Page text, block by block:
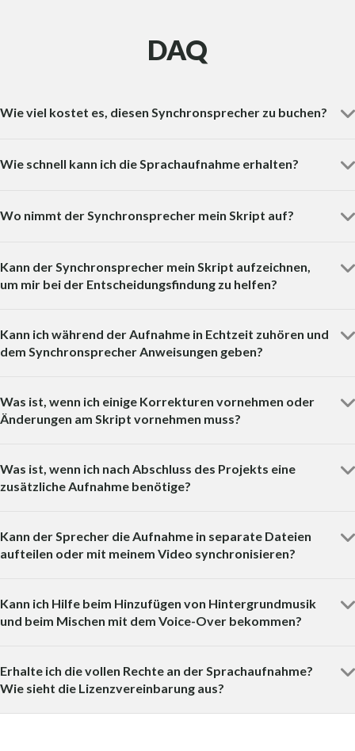
DAQ
Wie viel kostet es, diesen Synchronsprecher zu buchen?
Wie schnell kann ich die Sprachaufnahme erhalten?
Wo nimmt der Synchronsprecher mein Skript auf?
Kann der Synchronsprecher mein Skript aufzeichnen,
um mir bei der Entscheidungsfindung zu helfen?
Kann ich während der Aufnahme in Echtzeit zuhören und
dem Synchronsprecher Anweisungen geben?
Was ist, wenn ich einige Korrekturen vornehmen oder
Änderungen am Skript vornehmen muss?
Was ist, wenn ich nach Abschluss des Projekts eine
zusätzliche Aufnahme benötige?
Kann der Sprecher die Aufnahme in separate Dateien
aufteilen oder mit meinem Video synchronisieren?
Kann ich Hilfe beim Hinzufügen von Hintergrundmusik
und beim Mischen mit dem Voice-Over bekommen?
Erhalte ich die vollen Rechte an der Sprachaufnahme?
Wie sieht die Lizenzvereinbarung aus?